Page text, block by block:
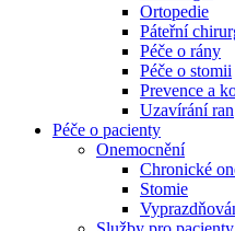
ambulance.
Ortopedie
Páteřní
Péče o rány
Péče o stomii
Prevence a
Uzavírání ran
Péče o pacienty
Onemocnění
Chronické
Stomie